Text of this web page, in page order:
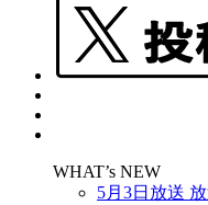
WHAT’s NEW
5月3日放送